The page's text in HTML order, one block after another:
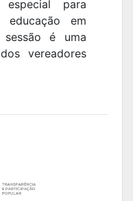
especial para
em
é uma
vereadores